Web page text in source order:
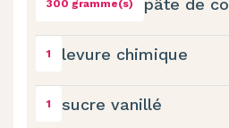
300 gramme(s)
1 levure chimique
1 sucre vanillé